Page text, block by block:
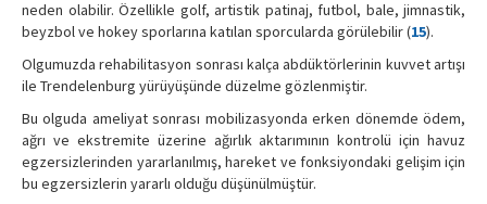
neden olabilir. Özellikle golf, artistik patinaj, futbol, bale, jimnastik,
beyzbol ve hokey sporlarına katılan sporcularda görülebilir (15).
Olgumuzda rehabilitasyon sonrası kalça abdüktörlerinin kuvvet artışı
ile Trendelenburg yürüyüşünde düzelme gözlenmiştir.
Bu olguda ameliyat sonrası mobilizasyonda erken dönemde ödem,
ağrı ve ekstremite üzerine ağırlık aktarımının kontrolü için havuz
egzersizlerinden yararlanılmış, hareket ve fonksiyondaki gelişim için
bu egzersizlerin yararlı olduğu düşünülmüştür.